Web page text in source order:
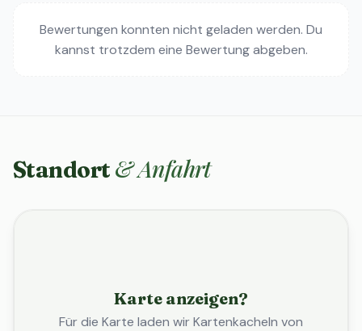
Bewertungen konnten nicht geladen werden. Du
kannst trotzdem eine Bewertung abgeben.
Standort & Anfahrt
Karte anzeigen?
Für die Karte laden wir Kartenkacheln von